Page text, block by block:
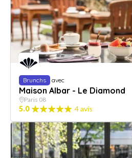
Brunchs avec
Maison Albar - Le Diamond
Paris 08
5.0 4 avis